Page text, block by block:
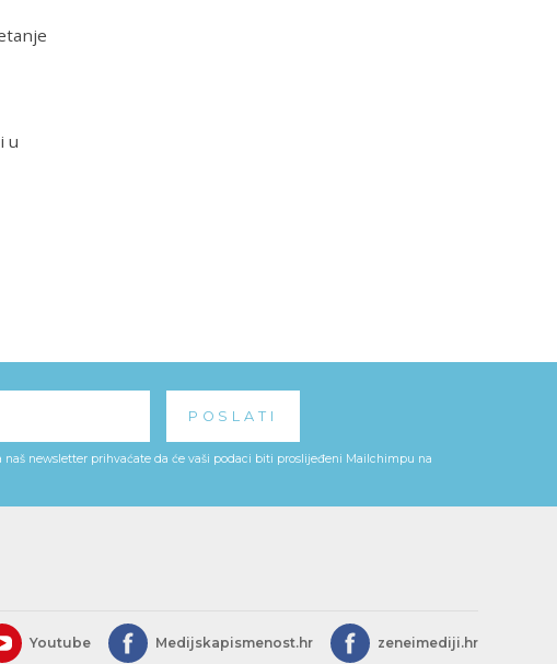
u
newsletter prihvaćate da će vaši podaci biti proslijeđeni Mailchimpu na
Youtube Medijskapismenost.hr zeneimediji.hr